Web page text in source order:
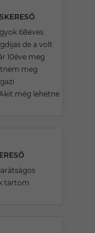
68éves
de a volt
10éve meg
meg
még lehetne
tartom